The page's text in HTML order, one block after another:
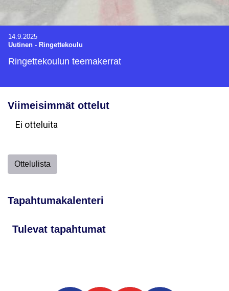
14.9.2025
Uutinen - Ringettekoulu
Ringettekoulun teemakerrat
Viimeisimmät ottelut
Ei otteluita
Ottelulista
Tapahtumakalenteri
Tulevat tapahtumat